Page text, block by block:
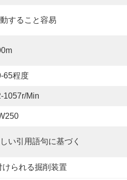
すること容易
65程度
1057r/min
い引用語句に基づく
られる掘削装置